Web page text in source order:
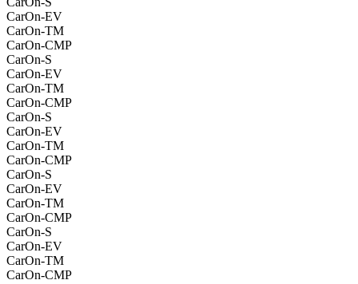
CarOn-EV
CarOn-TM
CarOn-CMP
CarOn-S
CarOn-EV
CarOn-TM
CarOn-CMP
CarOn-S
CarOn-EV
CarOn-TM
CarOn-CMP
CarOn-S
CarOn-EV
CarOn-TM
CarOn-CMP
CarOn-S
CarOn-EV
CarOn-TM
CarOn-CMP